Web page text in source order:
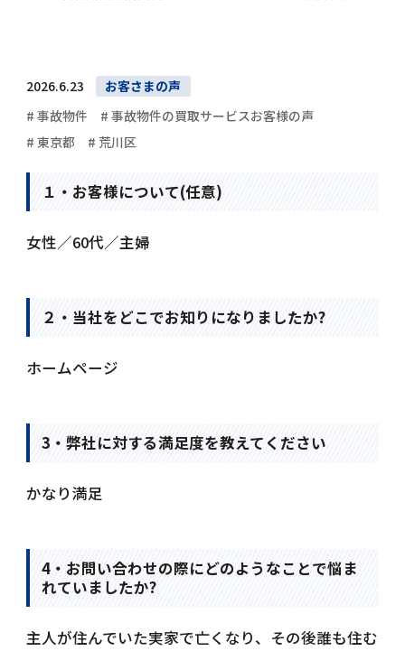
2026.6.23
お客さまの声
# 事故物件
# 事故物件の買取サービスお客様の声
# 東京都
# 荒川区
１・お客様について(任意)
女性／60代／主婦
２・当社をどこでお知りになりましたか?
ホームページ
3・弊社に対する満足度を教えてください
かなり満足
4・お問い合わせの際にどのようなことで悩ま
れていましたか?
主人が住んでいた実家で亡くなり、その後誰も住む